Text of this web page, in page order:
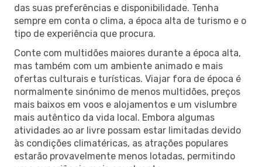
das suas preferências e disponibilidade. Tenha
sempre em conta o clima, a época alta de turismo e o
tipo de experiência que procura.
Conte com multidões maiores durante a época alta,
mas também com um ambiente animado e mais
ofertas culturais e turísticas. Viajar fora de época é
normalmente sinónimo de menos multidões, preços
mais baixos em voos e alojamentos e um vislumbre
mais autêntico da vida local. Embora algumas
atividades ao ar livre possam estar limitadas devido
às condições climatéricas, as atrações populares
estarão provavelmente menos lotadas, permitindo